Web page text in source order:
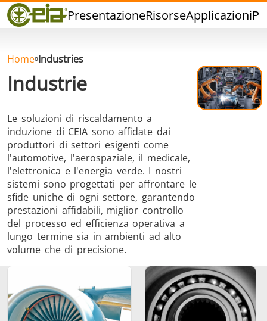
PresentazioneRisorseApplicazioni
Qualità
Rivenditori
Blog
FAQ
Brasatura ad
Induzione
Saldatura a
stagno
Brasatura
Cap Sealing
caldo
Home Industries
Industrie
Le soluzioni di riscaldamento a
induzione di CEIA sono affidate dai
produttori di settori esigenti come
l'automotive, l'aerospaziale, il medicale,
l'elettronica e l'energia verde. I nostri
sistemi sono progettati per affrontare le
sfide uniche di ogni settore, garantendo
prestazioni affidabili, miglior controllo
del processo ed efficienza operativa a
lungo termine sia in ambienti ad alto
volume che di precisione.